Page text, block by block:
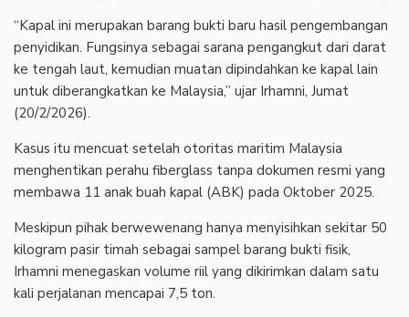
“Kapal ini merupakan barang bukti baru hasil pengembangan
penyidikan. Fungsinya sebagai sarana pengangkut dari darat
ke tengah laut, kemudian muatan dipindahkan ke kapal lain
untuk diberangkatkan ke Malaysia,” ujar Irhamni, Jumat
(20/2/2026).
Kasus itu mencuat setelah otoritas maritim Malaysia
menghentikan perahu fiberglass tanpa dokumen resmi yang
membawa 11 anak buah kapal (ABK) pada Oktober 2025.
Meskipun pihak berwewenang hanya menyisihkan sekitar 50
kilogram pasir timah sebagai sampel barang bukti fisik,
Irhamni menegaskan volume riil yang dikirimkan dalam satu
kali perjalanan mencapai 7,5 ton.